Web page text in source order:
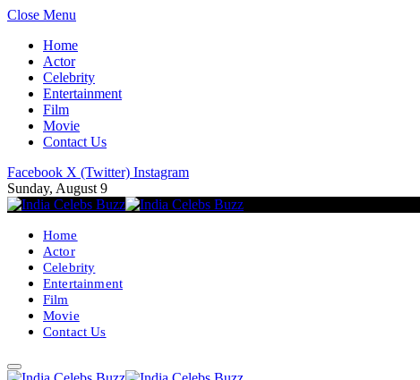
Close Menu
Home
Actor
Celebrity
Entertainment
Film
Movie
Contact Us
Facebook X (Twitter) Instagram
Sunday, August 9
Home
Actor
Celebrity
Entertainment
Film
Movie
Contact Us